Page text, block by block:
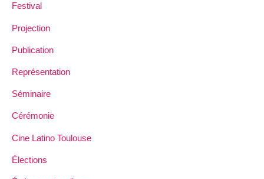
Festival
Projection
Publication
Représentation
Séminaire
Cérémonie
Cine Latino Toulouse
Élections